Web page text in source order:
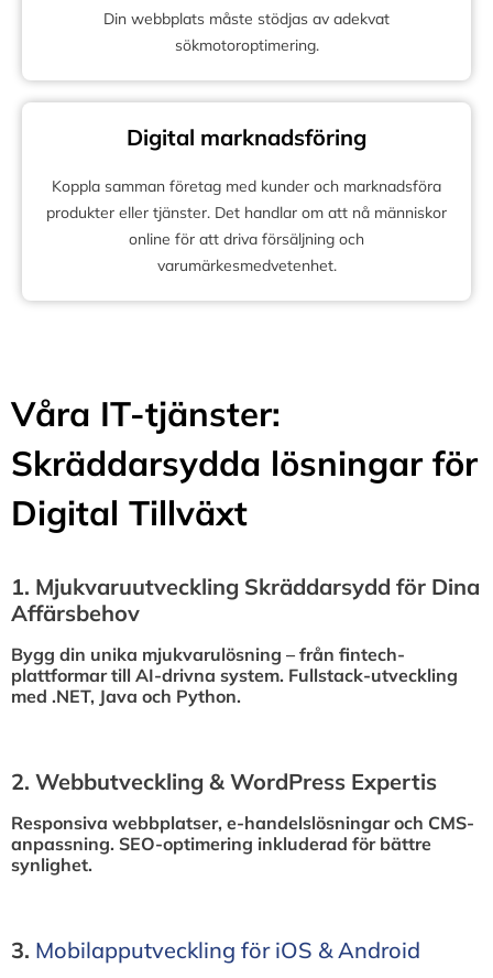
Din webbplats måste stödjas av adekvat
sökmotoroptimering.
Digital marknadsföring
Koppla samman företag med kunder och marknadsföra
produkter eller tjänster. Det handlar om att nå människor
online för att driva försäljning och
varumärkesmedvetenhet.
Våra IT-tjänster:
Skräddarsydda lösningar för
Digital Tillväxt
1.⁠ ⁠Mjukvaruutveckling Skräddarsydd för Dina
Affärsbehov
Bygg din unika mjukvarulösning – från fintech-
plattformar till AI-drivna system. Fullstack-utveckling
med .NET, Java och Python.
2.⁠ ⁠Webbutveckling & WordPress Expertis
Responsiva webbplatser, e-handelslösningar och CMS-
anpassning. SEO-optimering inkluderad för bättre
synlighet.
3.⁠ ⁠Mobilapputveckling för iOS & Android